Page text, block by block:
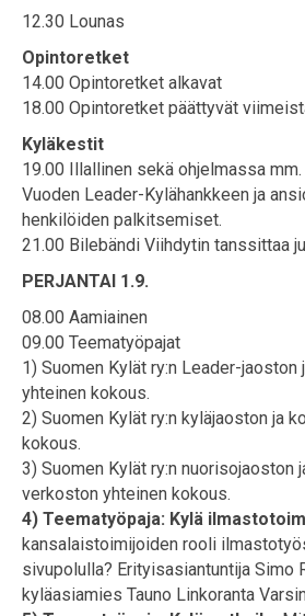
12.30 Lounas
Opintoretket
14.00 Opintoretket alkavat
18.00 Opintoretket päättyvät
Kyläkestit
19.00 Illallinen sekä ohjelmassa mm.
Vuoden Leader-Kylähankkeen ja
henkilöiden palkitsemiset.
21.00 Bilebändi Viihdytin tanssittaa
PERJANTAI 1.9.
08.00 Aamiainen
09.00 Teematyöpajat
1) Suomen Kylät ry:n Leader-jaoston
yhteinen kokous.
2) Suomen Kylät ry:n kyläjaoston ja
kokous.
3) Suomen Kylät ry:n nuorisojaoston
verkoston yhteinen kokous.
4) Teematyöpaja: Kylä
kansalaistoimijoiden rooli
sivupolulla? Erityisasiantuntija Simo
kyläasiamies Tauno Linkoranta